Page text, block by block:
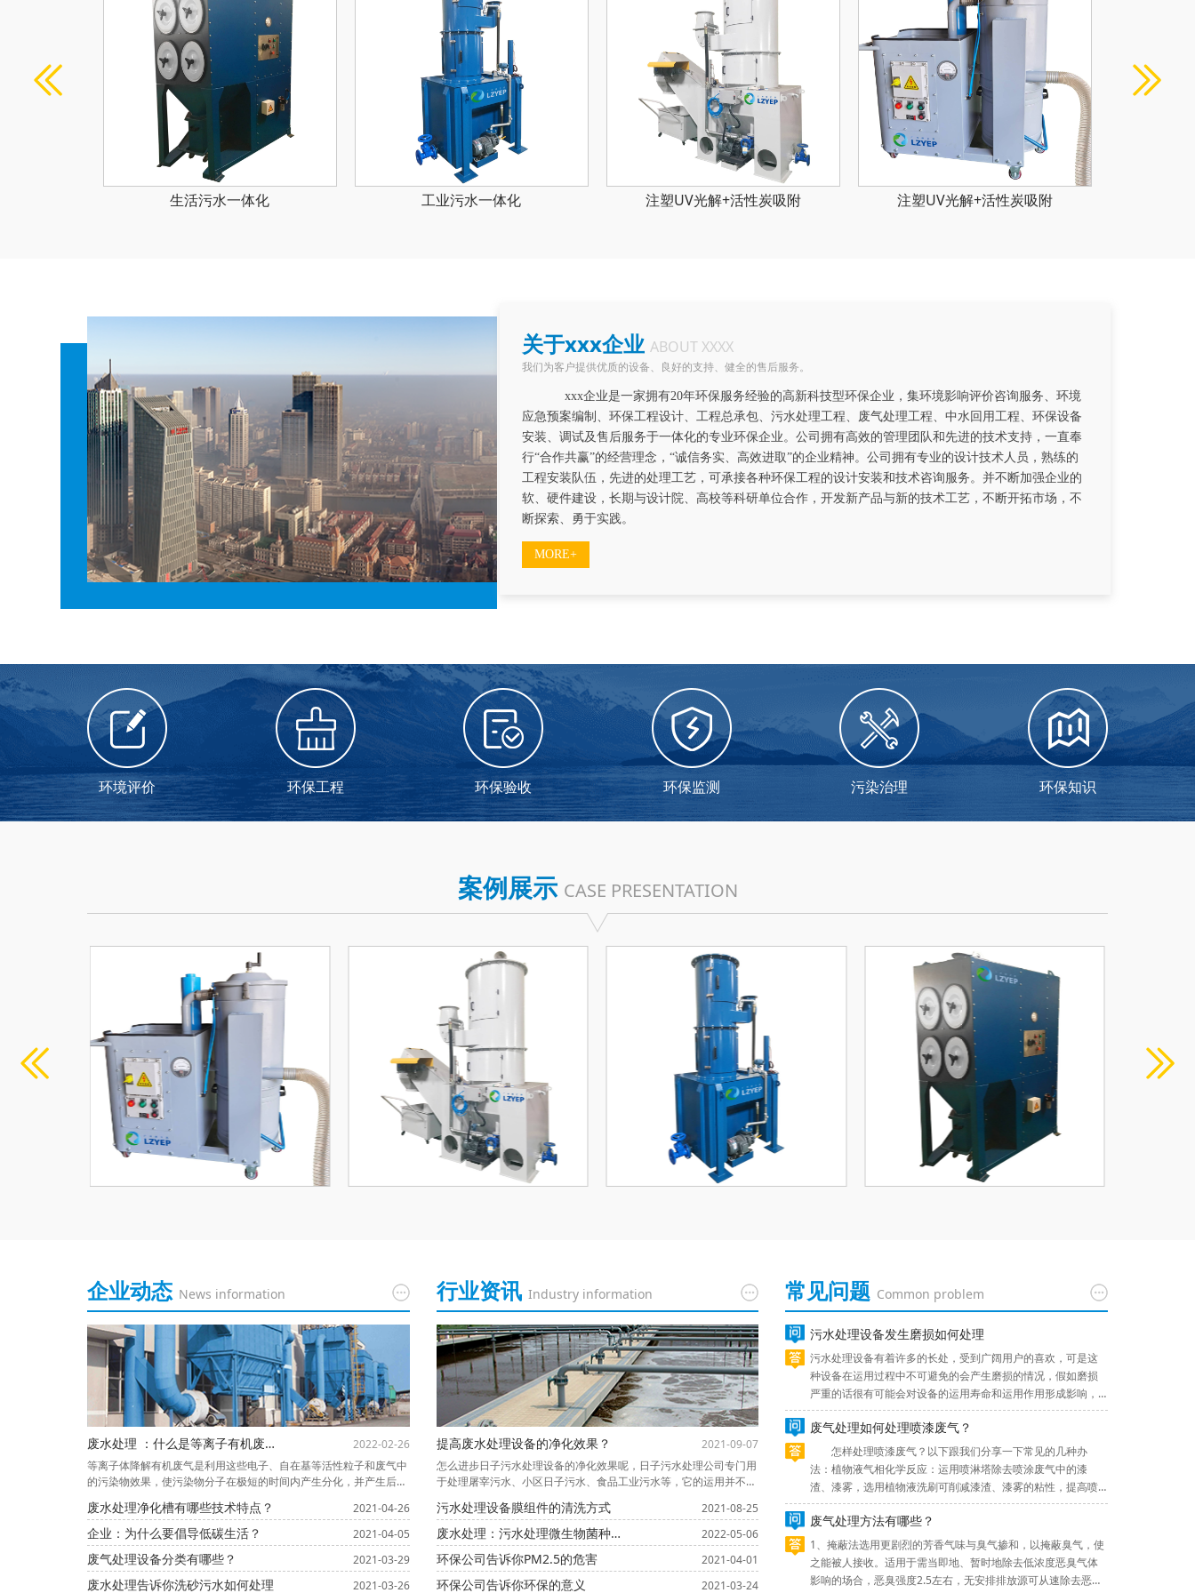
工业污水一体化 注塑UV光解+活性炭吸附 注塑UV光解+活性炭吸附 印刷有机废气处理
关于xxx企业 ABOUT XXXX
我们为客户提供优质的设备、良好的支持、健全的售后服务。
xxx企业是一家拥有20年环保服务经验的高新科技型环保企业，集环境影响评价咨询服务、环境
应急预案编制、环保工程设计、工程总承包、污水处理工程、废气处理工程、中水回用工程、环保设备
安装、调试及售后服务于一体化的专业环保企业。公司拥有高效的管理团队和先进的技术支持，一直奉
行“合作共赢”的经营理念，“诚信务实、高效进取”的企业精神。公司拥有专业的设计技术人员，熟练的
工程安装队伍，先进的处理工艺，可承接各种环保工程的设计安装和技术咨询服务。并不断加强企业的
软、硬件建设，长期与设计院、高校等科研单位合作，开发新产品与新的技术工艺，不断开拓市场，不
断探索、勇于实践。
MORE+
环境评价 环保工程 环保验收 环保监测 污染治理 环保知识
案例展示 CASE PRESENTATION
企业动态 News information
废水处理 ：什么是等离子有机废气处理
2022-02-26
等离子体降解有机废气是利用这些电子、自在基等活性粒子和废气中
的污染物效果，使污染物分子在极短的时间内产生分化，并产生后续
的各种反应以到达分化污染物的意图。等离子体内部产生富含高化学
活性的粒子，如由子、离子、自在其和激发态分子等。废气中的污染
物质与这些且有能量较高的活性基团产生反应，zui终转化为
废水处理净化槽有哪些技术特点？ 2021-04-26
企业：为什么要倡导低碳生活？ 2021-04-05
废气处理设备分类有哪些？ 2021-03-29
废水处理告诉你洗砂污水如何处理 2021-03-26
行业资讯 Industry information
提高废水处理设备的净化效果？
2021-09-07
怎么进步日子污水处理设备的净化效果呢，日子污水处理公司专门用
于处理屠宰污水、小区日子污水、食品工业污水等，它的运用并不是
孤军独战即可完结工作需要，而要结合很多的设备来到达净化效果。
1、运用一些辅佐设备，如：气浮机、刮泥机、压滤机、机械格栅除
污机、污泥脱水机、反应器、堆积器、废物焚烧炉、固液分离机等。
2、在运用日子污水处理设备的时分，假设没有操作技能，或者操作
技能不熟练，不但会下降整个设
污水处理设备膜组件的清洗方式 2021-08-25
废水处理：污水处理微生物菌种其处理工艺的原理 2022-05-06
环保公司告诉你PM2.5的危害 2021-04-01
环保公司告诉你环保的意义 2021-03-24
常见问题 Common problem
污水处理设备发生磨损如何处理
污水处理设备有着许多的长处，受到广阔用户的喜欢，可是这
种设备在运用过程中不可避免的会产生磨损的情况，假如磨损
严重的话很有可能会对设备的运用寿命和运用作用形成影响，
下面小编为大家简略介绍一下污水处理设备发生磨损的处理方
法。1、机器的连接处固定的过于紧密，或许由于光滑度不行的
话，设备就会产生损坏，所以，咱们需求定时对设备进行检
查，排除磨损问题，消除磨损的来源，避免影响正常运用。2、
机器外表
废气处理如何处理喷漆废气？
怎样处理喷漆废气？以下跟我们分享一下常见的几种办
法：植物液气相化学反应：运用喷淋塔除去喷涂废气中的漆
渣、漆雾，选用植物液洗刷可削减漆渣、漆雾的粘性，提高喷
淋洗刷塔对漆渣、漆雾的除去效率。运用高活化生物废气净化
塔确保废气指标物达标排放，除去废气中的异味，削减废气对
周边环境的影响。有用除去苯类、酯类、酮类、非甲烷总烃、V
OC等有机废气。费用低，无隐患，无二次污染。水喷淋法：喷
漆废气
废气处理方法有哪些？
1、掩蔽法选用更剧烈的芳香气味与臭气掺和，以掩蔽臭气，使
之能被人接收。适用于需当即地、暂时地除去低浓度恶臭气体
影响的场合，恶臭强度2.5左右，无安排排放源可从速除去恶臭